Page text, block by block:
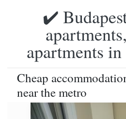
✔️
apartments
Cheap
near the metro